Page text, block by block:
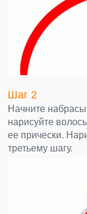
Шаг 2
Начните
нарисуйте
ее прически.
третьему шагу.